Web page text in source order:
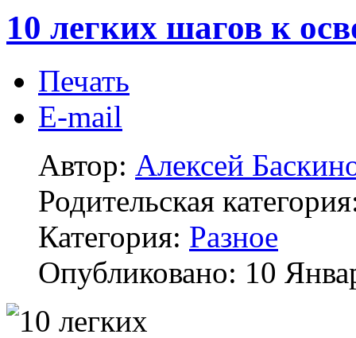
10 легких шагов к
Печать
E-mail
Автор: Алексей
Родительская
Категория: Разное
Опубликовано: 10